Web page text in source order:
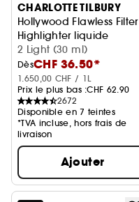
CHARLOTTE TILBURY
Hollywood Flawless Filter
Highlighter liquide
2 Light (30 ml)
DèsCHF 36.50*
1.650,00 CHF / 1L
Prix le plus bas :CHF 62.90
2672
Disponible en 7 teintes
*TVA incluse, hors frais de
livraison
Ajouter